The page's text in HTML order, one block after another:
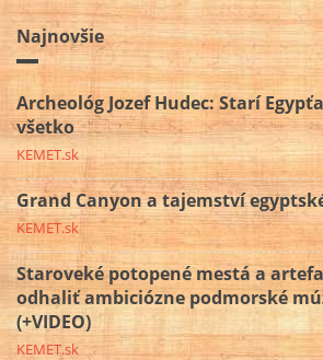
Najnovšie
Archeológ Jozef Hudec: Starí
všetko
KEMET.sk
Grand Canyon a tajemství
KEMET.sk
Staroveké potopené mestá a
odhaliť ambiciózne podmorské
(+VIDEO)
KEMET.sk